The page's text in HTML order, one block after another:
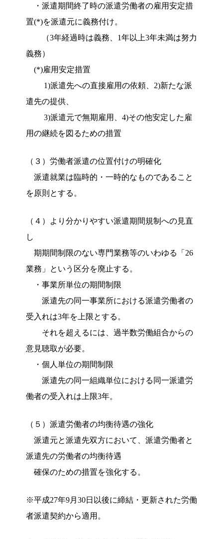
・派遣期間終了時の派遣労働者の雇用安定措
置(*)を派遣元に義務付け。
（3年経過時は義務、1年以上3年未満は努力
義務）
(*)雇用安定措置
1)派遣先への直接雇用の依頼、2)新たな派
遣先の提供、
3)派遣元で無期雇用、4)その他安定した雇
用の継続を図るための措置
（３）労働者派遣の位置付けの明確化
派遣就業は臨時的・一時的なものであること
を原則とする。
（４）より分かりやすい派遣期間規制への見直
し
期期間制限のない専門業務等のいわゆる「26
業務」という区分を廃止する。
・事業所単位の期間制限
派遣先の同一事業所における派遣労働者の
受入れは3年を上限とする。
それを超えるには、過半数労働組合からの
意見聴取が必要。
・個人単位の期間制限
派遣先の同一組織単位における同一派遣労
働者の受入れは上限3年。
（５）派遣労働者の均衡待遇の強化
派遣元と派遣先双方において、派遣労働者と
派遣先の労働者の均衡待遇
確保のための措置を強化する。
※平成27年9月30日以後に締結・更新された労働
者派遣契約から適用。